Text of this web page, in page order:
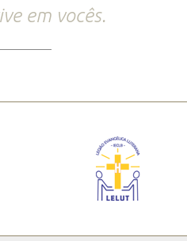
em vocês.